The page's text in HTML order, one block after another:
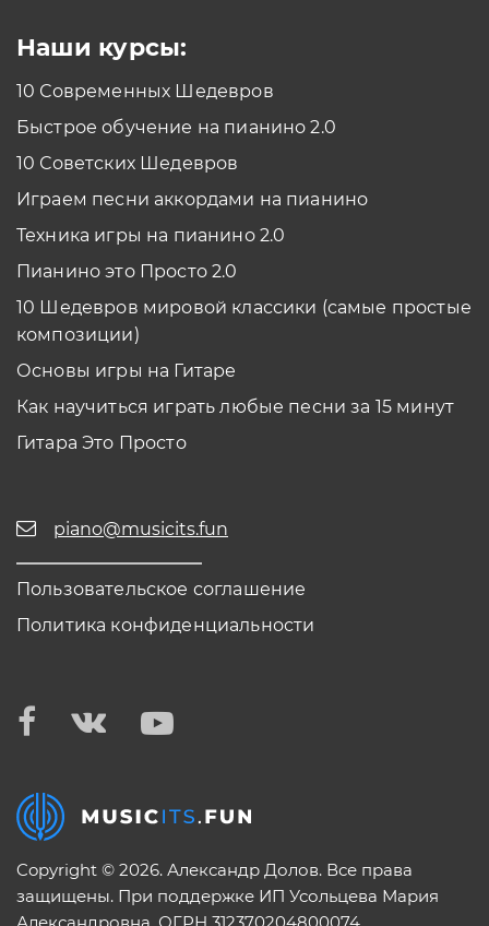
Как проходить задания в тренажерах с
помощью Планшета/телефона?
Наши курсы:
10 Современных Шедевров
Быстрое обучение на пианино 2.0
10 Советских Шедевров
Играем песни аккордами на пианино
Техника игры на пианино 2.0
Пианино это Просто 2.0
10 Шедевров мировой классики (самые простые
композиции)
Основы игры на Гитаре
Как научиться играть любые песни за 15 минут
Гитара Это Просто
piano@musicits.fun
Пользовательское соглашение
Политика конфиденциальности
Copyright © 2026. Александр Долов. Все права
защищены. При поддержке ИП Усольцева Мария